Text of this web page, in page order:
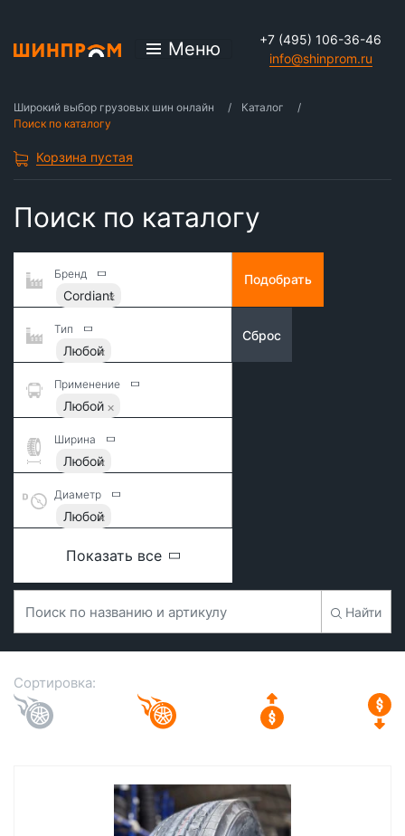
Меню
+7 (495) 106-36-46
info@shinprom.ru
Широкий выбор грузовых шин онлайн
Каталог
Поиск по каталогу
Корзина пустая
Поиск по каталогу
Бренд
Cordiant
Тип
Любой
Применение
Любой
Ширина
Любой
Диаметр
Любой
Показать все
Подобрать
Сброс
Найти
Сортировка: